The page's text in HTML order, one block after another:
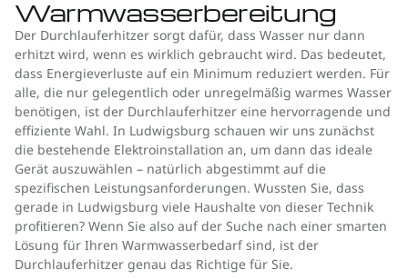
Warmwasserbereitung
Der Durchlauferhitzer sorgt dafür, dass Wasser nur dann
erhitzt wird, wenn es wirklich gebraucht wird. Das bedeutet,
dass Energieverluste auf ein Minimum reduziert werden. Für
alle, die nur gelegentlich oder unregelmäßig warmes Wasser
benötigen, ist der Durchlauferhitzer eine hervorragende und
effiziente Wahl. In Ludwigsburg schauen wir uns zunächst
die bestehende Elektroinstallation an, um dann das ideale
Gerät auszuwählen – natürlich abgestimmt auf die
spezifischen Leistungsanforderungen. Wussten Sie, dass
gerade in Ludwigsburg viele Haushalte von dieser Technik
profitieren? Wenn Sie also auf der Suche nach einer smarten
Lösung für Ihren Warmwasserbedarf sind, ist der
Durchlauferhitzer genau das Richtige für Sie.